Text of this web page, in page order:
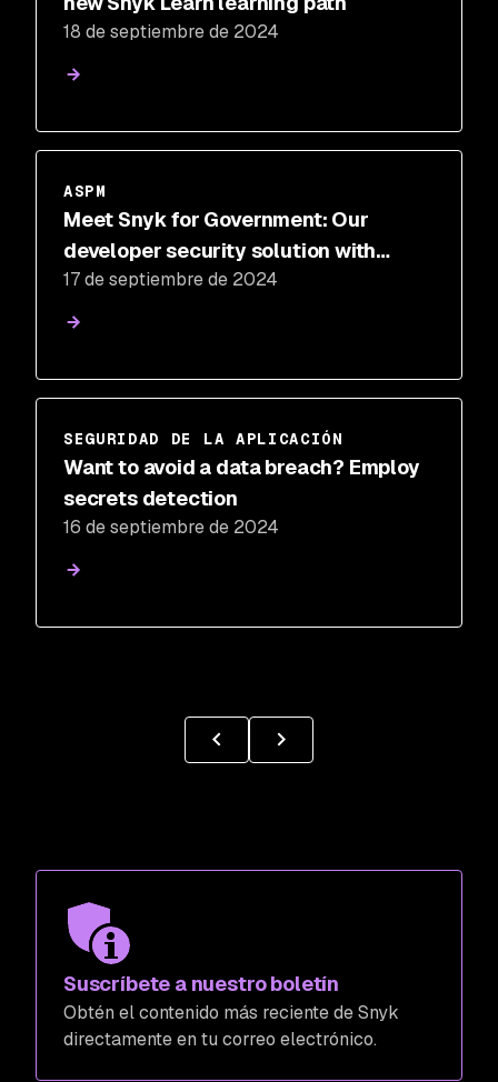
18 de septiembre de 2024
ASPM
Meet Snyk for Government: Our
developer security solution with
FedRAMP ATO
17 de septiembre de 2024
SEGURIDAD DE LA APLICACIÓN
Want to avoid a data breach? Employ
secrets detection
16 de septiembre de 2024
Suscríbete a nuestro boletín
Obtén el contenido más reciente de Snyk
directamente en tu correo electrónico.